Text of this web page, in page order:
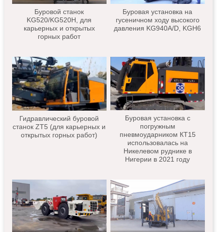
Буровой станок
KG520/KG520H, для
карьерных и открытых
горных работ
Буровая установка на
гусеничном ходу высокого
давления KG940A/D, KGH6
Гидравлический буровой
станок ZT5 (для карьерных и
открытых горных работ)
Буровая установка с
погружным
пневмоударником КТ15
использовалась на
Никелевом руднике в
Нигерии в 2021 году